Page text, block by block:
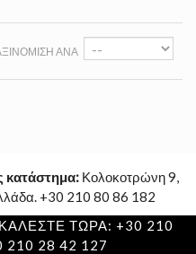
ΑΝΆ
κατάστημα: Κολοκοτρώνη 9,
+30 210 80 86 182
ΚΑΛΕΣΤΕ ΤΩΡΑ: +30 210
210 28 42 127